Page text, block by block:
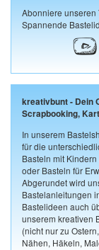
Abonniere unseren
Spannende
kreativbunt - Dein
Scrapbooking,
In unserem
für die
Basteln mit
oder Basteln für
Abgerundet wird
Bastelanleitungen
Bastelideen auch
unserem kreativen
(nicht nur zu
Nähen, Häkeln,